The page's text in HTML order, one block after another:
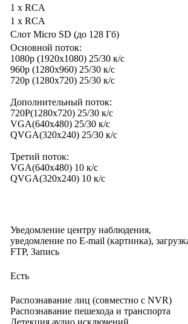
1 х RCA
1 х RCA
Слот Micro SD (до 128 Гб)
Основной поток:
1080p (1920x1080) 25/30 к/с
960p (1280х960) 25/30 к/с
720p (1280х720) 25/30 к/с
Дополнительный поток:
720P(1280x720) 25/30 к/с
VGA(640x480) 25/30 к/с
QVGA(320x240) 25/30 к/с
Третий поток:
VGA(640x480) 10 к/c
QVGA(320x240) 10 к/c
Уведомление центру наблюдения,
уведомление по E-mail (картинка),
FTP, Запись
Есть
Распознавание лиц (совместно с NVR)
Распознавание пешехода и транспорта
Детекция аудио исключений